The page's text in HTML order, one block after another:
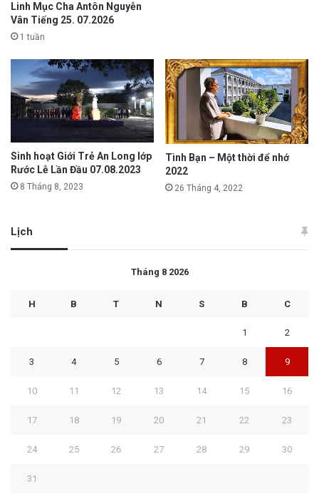
Linh Mục Cha Antôn Nguyễn
Vân Tiếng 25. 07.2026
1 tuần
Sinh hoạt Giới Trẻ An Long lớp
Rước Lễ Lần Đầu 07.08.2023
8 Tháng 8, 2023
Tình Bạn – Một thời để nhớ
2022
26 Tháng 4, 2022
Lịch
Tháng 8 2026
H B T N S B C
1 2
3 4 5 6 7 8 9
10 11 12 13 14 15 16
17 18 19 20 21 22 23
24 25 26 27 28 29 30
31